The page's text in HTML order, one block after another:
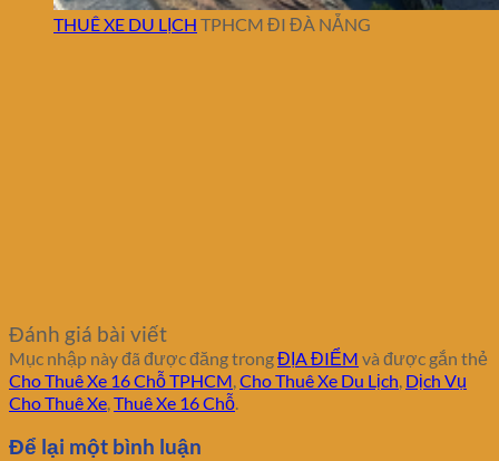
THUÊ XE DU LỊCH TPHCM ĐI ĐÀ NẴNG
Đánh giá bài viết
Mục nhập này đã được đăng trongĐỊA ĐIỂM và được gắn thẻ
Cho Thuê Xe 16 Chỗ TPHCM Cho Thuê Xe Du Lịch Dịch Vụ
Cho Thuê Xe Thuê Xe 16 Chỗ
Để lại một bình luận